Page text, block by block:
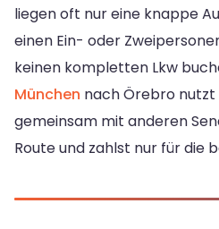
liegen oft nur eine knappe
einen Ein- oder
keinen kompletten Lkw
München nach Örebro nutzt
gemeinsam mit anderen
Route und zahlst nur für die